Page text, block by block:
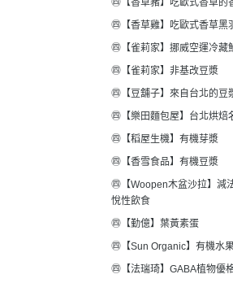
㊃【香草豬】吃歐式香草的
㊃【香草雞】吃歐式香草黑
㊃【雀莉家】挪威空運冷藏
㊃【雀莉家】非基改豆漿
㊃【豆舖子】來自台北的豆
㊃【樂田麵包屋】台北烘焙
㊃【稻屋生機】有機芽漿
㊃【香雪食品】有機豆漿
㊃【Woopen木盆沙拉】減
悅性飲食
㊃【勤億】葉黃素蛋
㊃【Sun Organic】有機水
㊃【法瑞琦】GABA植物優